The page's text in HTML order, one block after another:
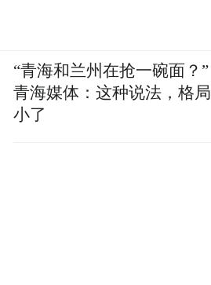
“青海和兰州在抢一碗面？”
青海媒体：这种说法，格局
小了